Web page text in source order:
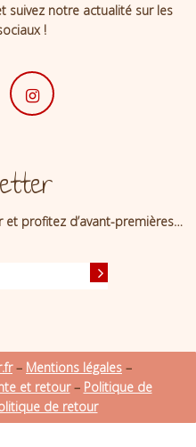
suivez notre actualité sur les
!
et profitez d’avant-premières…
– Mentions légales –
et retour– Politique de
de retour